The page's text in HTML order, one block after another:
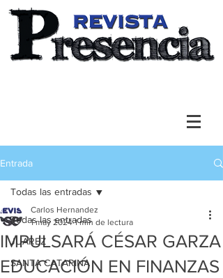
Entrada
Todas las entradas
JUAREZ
SANTA CATARINA
Todas las entradas
IMPULSARÁ CÉSAR GARZA
EDUCACIÓN EN FINANZAS
Carlos Hernandez
1 may 2024 1 min de lectura